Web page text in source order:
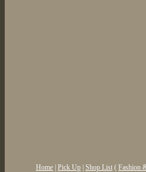
Home| Pick Up| Shop List( Fashion